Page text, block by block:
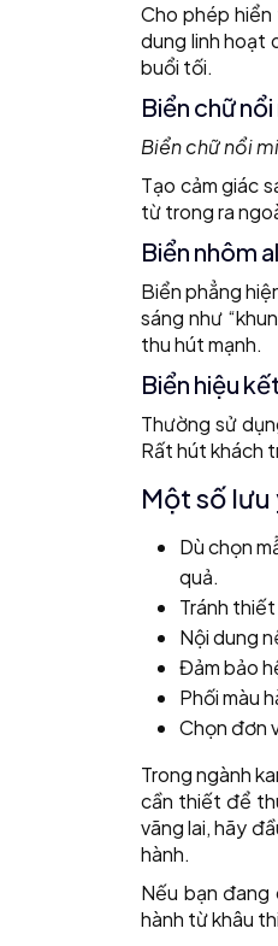
Cho phép
dung linh hoạt
buổi tối.
Biển chữ
Biển chữ nổi
Tạo cảm giác
từ trong ra
Biển nhôm
Biển phẳng
sáng như
thu hút mạnh.
Biển hiệu
Thường sử
Rất hút khách
Một số
Dù chọn
quả.
Tránh
Nội dung
Đảm bảo
Phối màu
Chọn đơn
Trong ngành
cần thiết để
vãng lai, hãy
hành.
Nếu bạn đang
hành từ khâu